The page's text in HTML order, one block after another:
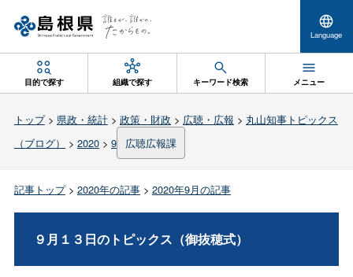
Language
目的で探す 組織で探す キーワード検索 メニュー
トップ> 県政・統計> 政策・財政 > 広聴・広報 > 丸山知事トピックス
（ブログ）
> 2020> 9 広聴広報課
記事トップ> 2020年の記事> 2020年9月の記事
９月１３日のトピックス（御抜穂式）